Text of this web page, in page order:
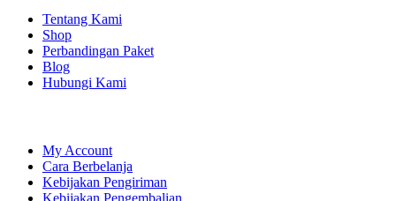
Tentang Kami
Shop
Perbandingan Paket
Blog
Hubungi Kami
My Account
Cara Berbelanja
Kebijakan Pengiriman